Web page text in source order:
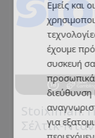
Stoiximan:
Σέλτικ-
Εμείς και
έχουμε
συσκευή
διεύθυνση
για